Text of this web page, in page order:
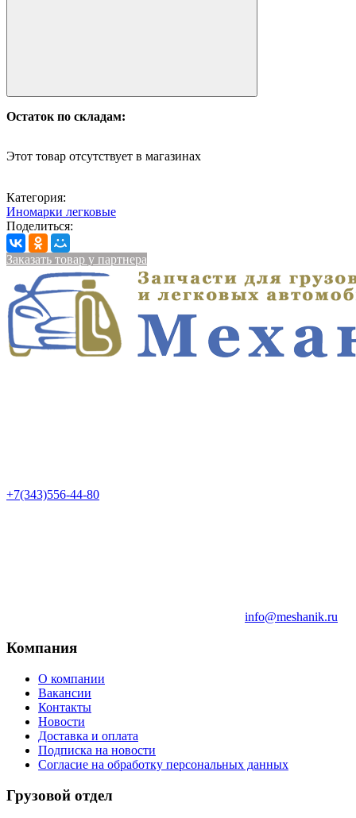
Остаток по складам:
Этот товар отсутствует в магазинах
Категория:
Иномарки легковые
Поделиться:
Заказать товар у партнера
+7(343)556-44-80
info@meshanik.ru
Компания
О компании
Вакансии
Контакты
Новости
Доставка и оплата
Подписка на новости
Согласие на обработку персональных данных
Грузовой отдел